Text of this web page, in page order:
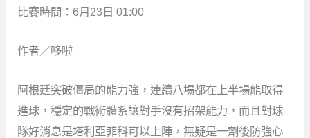
比賽時間：6月23日 01:00
作者／哆啦
阿根廷突破僵局的能力強，連續八場都在上半場能取得
進球，穩定的戰術體系讓對手沒有招架能力，而且對球
隊好消息是塔利亞菲科可以上陣，無疑是一劑後防強心